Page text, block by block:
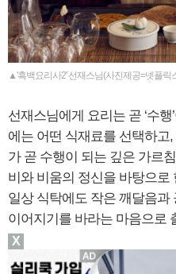
▲'흑백요리사2' 선재스님(사진제공=넷플릭
선재스님에게 요리는 곧 ‘수
에는 어떤 식재료를 선택하고
가 곧 수행이 되는 깊은 가르
비와 비움의 정신을 바탕으로
일상 식탁에도 작은 깨달음과
이어지기를 바라는 마음으로
X